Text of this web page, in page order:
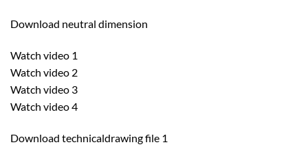
Download neutral dimension
Watch video 1
Watch video 2
Watch video 3
Watch video 4
Download technicaldrawing file 1